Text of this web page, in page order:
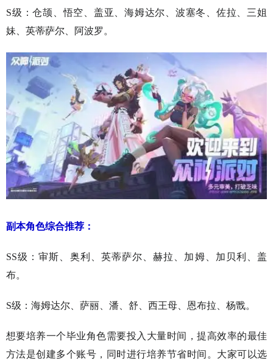
S级：仓颉、悟空、盖亚、海姆达尔、波塞冬、佐拉、三姐
妹、英蒂萨尔、阿波罗。
副本角色综合推荐：
SS级：审斯、奥利、英蒂萨尔、赫拉、加姆、加贝利、盖
布。
S级：海姆达尔、萨丽、潘、舒、西王母、恩布拉、杨戬。
想要培养一个毕业角色需要投入大量时间，提高效率的最佳
方法是创建多个账号，同时进行培养节省时间。大家可以选